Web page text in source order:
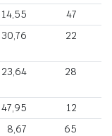
14,55 47
30,76 22
23,64 28
47,95 12
8,67 65